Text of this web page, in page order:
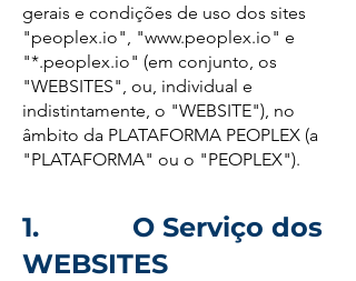
gerais e condições de uso dos sites
"peoplex.io", "www.peoplex.io" e
"*.peoplex.io" (em conjunto, os
"WEBSITES", ou, individual e
indistintamente, o "WEBSITE"), no
âmbito da PLATAFORMA PEOPLEX (a
"PLATAFORMA" ou o "PEOPLEX").
1. O Serviço dos
WEBSITES